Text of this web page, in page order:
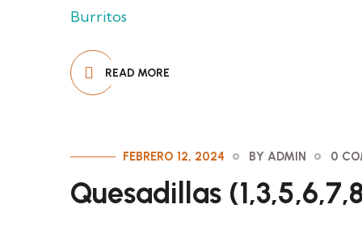
Burritos
READ MORE
FEBRERO 12, 2024 BY ADMIN 0
Quesadillas